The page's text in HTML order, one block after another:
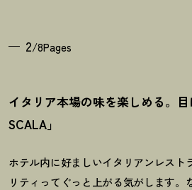
2/8Pages
イタリア本場の味を楽しめる。
SCALA」
ホテル内に好ましいイタリアンレスト
リティってぐっと上がる気がします。